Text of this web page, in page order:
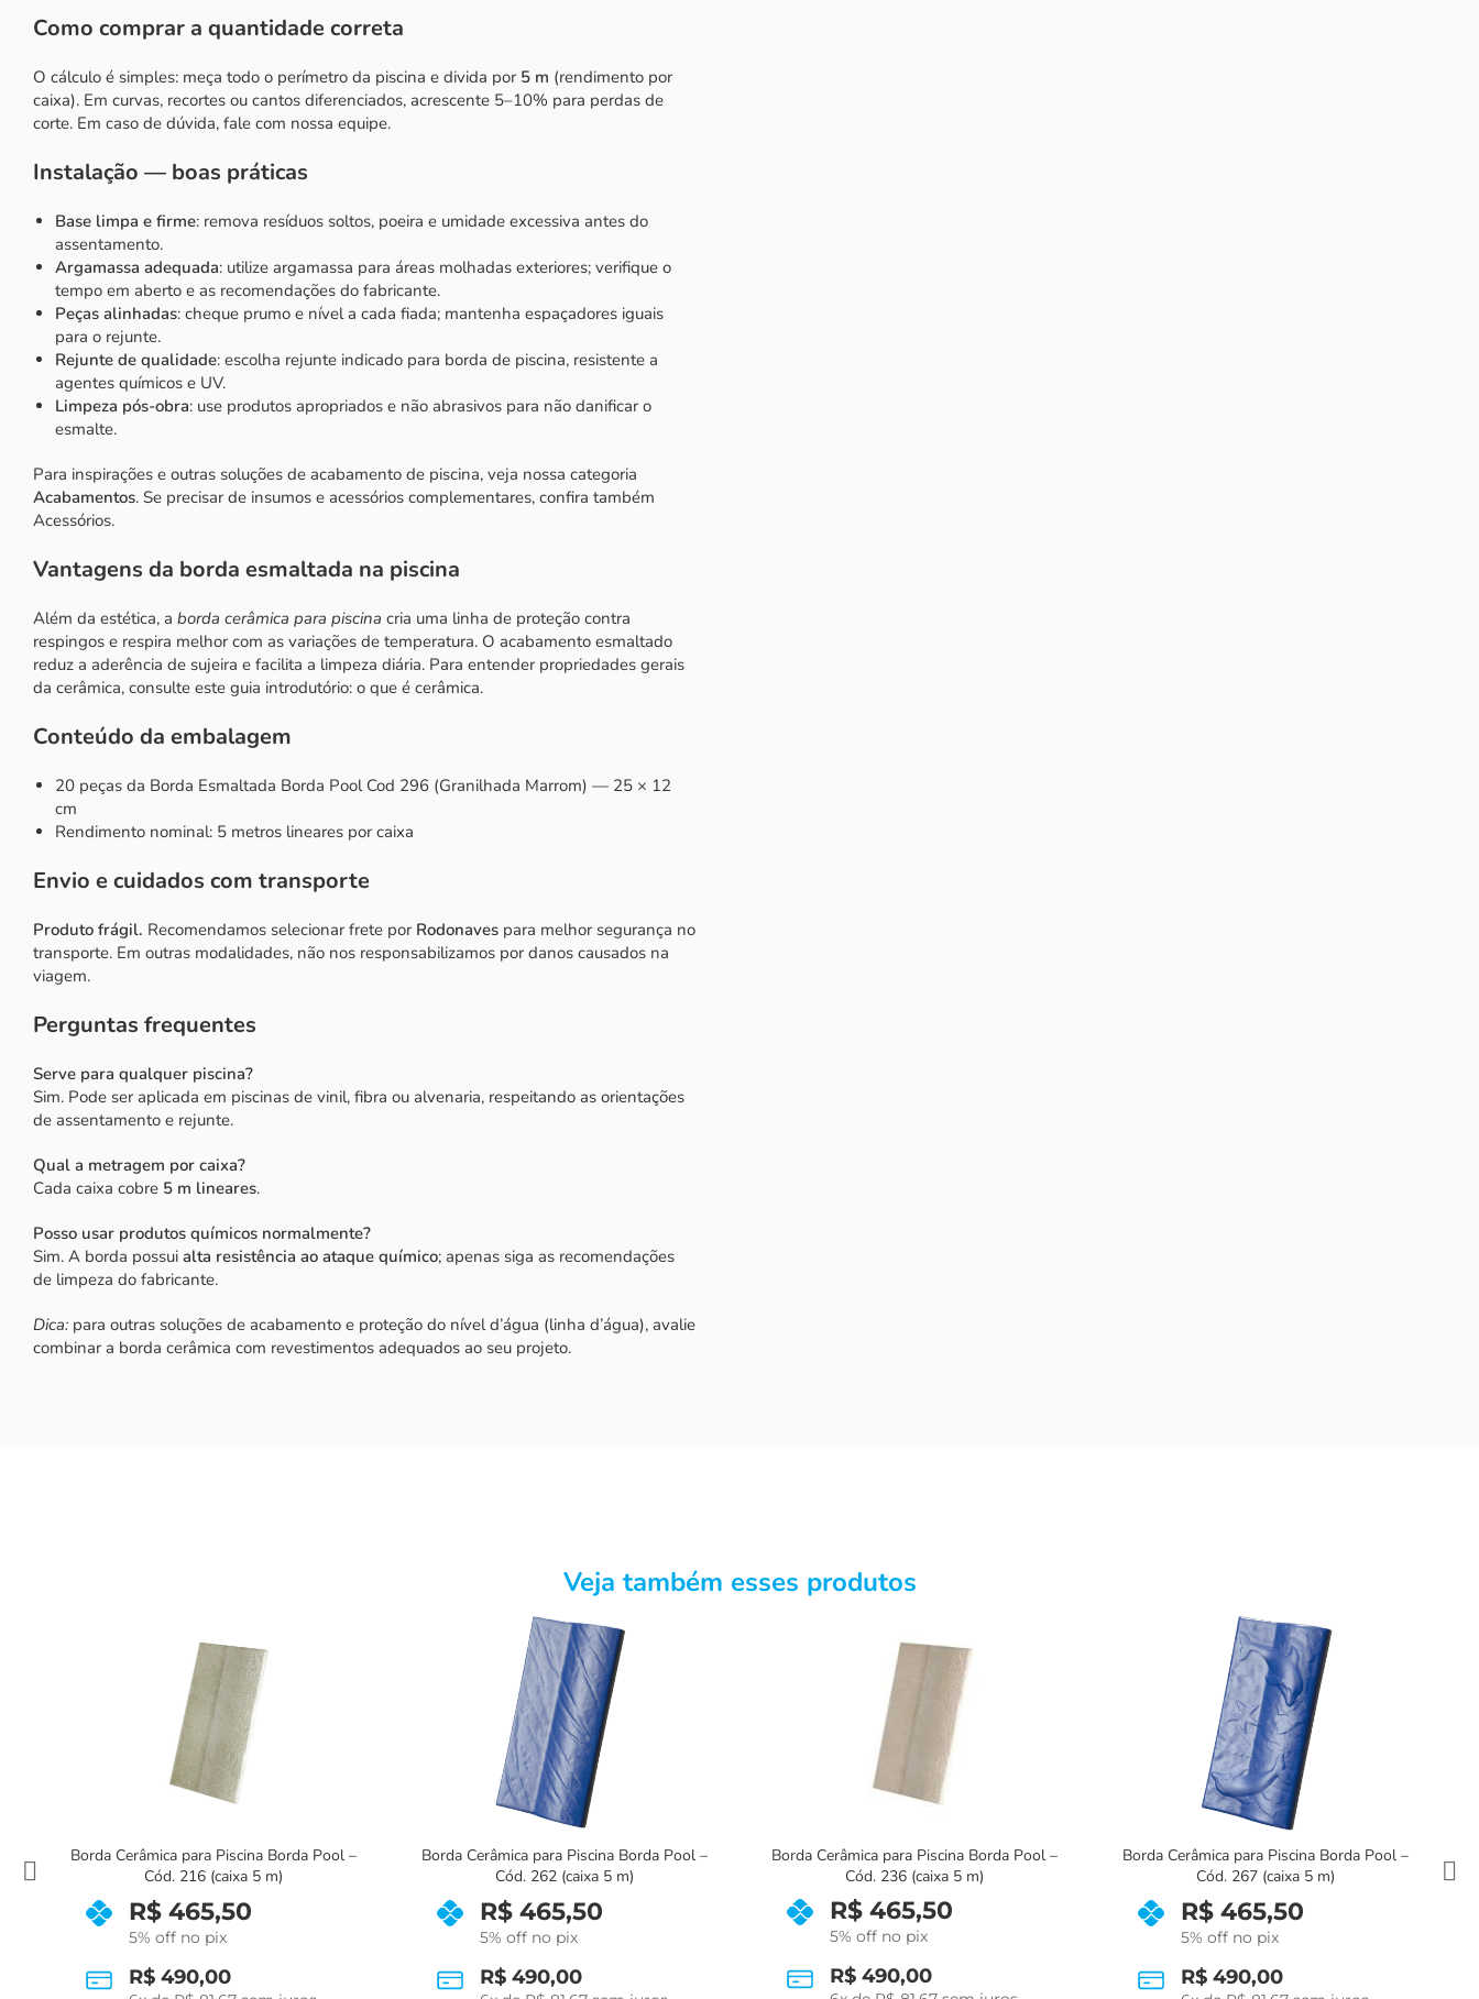
Como comprar a quantidade correta
O cálculo é simples: meça todo o perímetro da piscina e divida por 5 m (rendimento por
caixa). Em curvas, recortes ou cantos diferenciados, acrescente 5–10% para perdas de
corte. Em caso de dúvida, fale com nossa equipe.
Instalação — boas práticas
Base limpa e firme: remova resíduos soltos, poeira e umidade excessiva antes do
assentamento.
Argamassa adequada: utilize argamassa para áreas molhadas exteriores; verifique o
tempo em aberto e as recomendações do fabricante.
Peças alinhadas: cheque prumo e nível a cada fiada; mantenha espaçadores iguais
para o rejunte.
Rejunte de qualidade: escolha rejunte indicado para borda de piscina, resistente a
agentes químicos e UV.
Limpeza pós-obra: use produtos apropriados e não abrasivos para não danificar o
esmalte.
Para inspirações e outras soluções de acabamento de piscina, veja nossa categoria
Acabamentos. Se precisar de insumos e acessórios complementares, confira também
Acessórios.
Vantagens da borda esmaltada na piscina
Além da estética, a borda cerâmica para piscina cria uma linha de proteção contra
respingos e respira melhor com as variações de temperatura. O acabamento esmaltado
reduz a aderência de sujeira e facilita a limpeza diária. Para entender propriedades gerais
da cerâmica, consulte este guia introdutório: o que é cerâmica.
Conteúdo da embalagem
20 peças da Borda Esmaltada Borda Pool Cod 296 (Granilhada Marrom) — 25 × 12
cm
Rendimento nominal: 5 metros lineares por caixa
Envio e cuidados com transporte
Produto frágil. Recomendamos selecionar frete por Rodonaves para melhor segurança no
transporte. Em outras modalidades, não nos responsabilizamos por danos causados na
viagem.
Perguntas frequentes
Serve para qualquer piscina?
Sim. Pode ser aplicada em piscinas de vinil, fibra ou alvenaria, respeitando as orientações
de assentamento e rejunte.
Qual a metragem por caixa?
Cada caixa cobre 5 m lineares.
Posso usar produtos químicos normalmente?
Sim. A borda possui alta resistência ao ataque químico; apenas siga as recomendações
de limpeza do fabricante.
Dica: para outras soluções de acabamento e proteção do nível d’água (linha d’água), avalie
combinar a borda cerâmica com revestimentos adequados ao seu projeto.
Veja também esses produtos
Borda Cerâmica para Piscina Borda Pool –
Cód. 262 (caixa 5 m)
R$ 465,50
5% off no pix
R$ 490,00
Borda Cerâmica para Piscina Borda Pool –
Cód. 236 (caixa 5 m)
R$465,50
5% off no pix
R$490,00
Borda Cerâmica para Piscina Borda Pool –
Cód. 267 (caixa 5 m)
R$ 465,50
5% off no pix
R$ 490,00
Borda Cerâmica para Piscina Borda Pool –
Cód. 261 (caixa 5 m)
R$465,50
5% off no pix
R$490,00